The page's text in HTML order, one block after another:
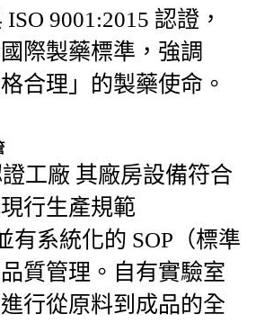
9001:2015 認證，
際製藥標準，強調
合理」的製藥使命。
證工廠 其廠房設備符合
行生產規範
有系統化的 SOP（標準
質管理。自有實驗室
行從原料到成品的全